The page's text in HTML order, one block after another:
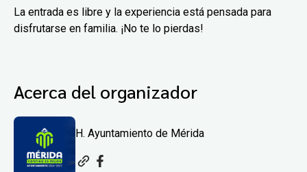
La entrada es libre y la experiencia está pensada para
disfrutarse en familia. ¡No te lo pierdas!
Acerca del organizador
H. Ayuntamiento de Mérida